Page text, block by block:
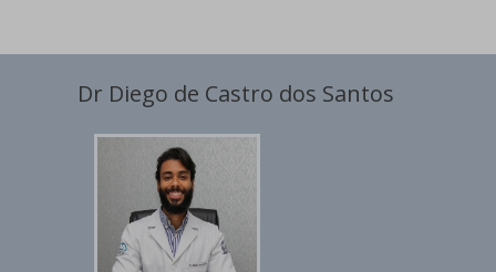
Dr Diego de Castro dos Santos